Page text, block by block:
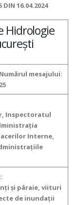
DIN 16.04.2024
Hidrologie
Numărul mesajului:
25
Inspectoratul
Interne,
şi pâraie, viituri
de inundaţii